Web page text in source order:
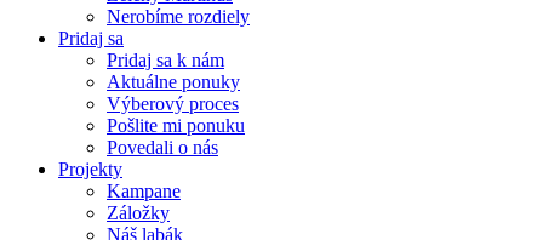
Nerobíme rozdiely
Pridaj sa
Pridaj sa k nám
Aktuálne ponuky
Výberový proces
Pošlite mi ponuku
Povedali o nás
Projekty
Kampane
Záložky
Náš labák